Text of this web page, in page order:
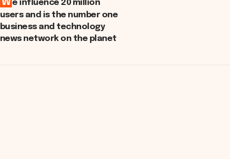
W e influence 20 million
users and is the number one
business and technology
news network on the planet